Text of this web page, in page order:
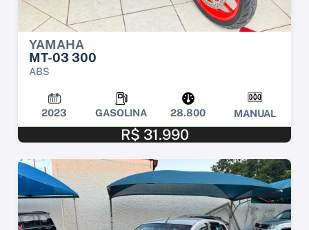
YAMAHA
MT-03 300
ABS
2023 GASOLINA 28.800 MANUAL
R$ 31.990